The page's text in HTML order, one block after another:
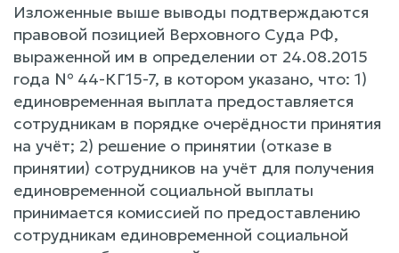
Изложенные выше выводы подтверждаются
правовой позицией Верховного Суда РФ,
выраженной им в определении от 24.08.2015
года № 44-КГ15-7, в котором указано, что: 1)
единовременная выплата предоставляется
сотрудникам в порядке очерёдности принятия
на учёт; 2) решение о принятии (отказе в
принятии) сотрудников на учёт для получения
единовременной социальной выплаты
принимается комиссией по предоставлению
сотрудникам единовременной социальной